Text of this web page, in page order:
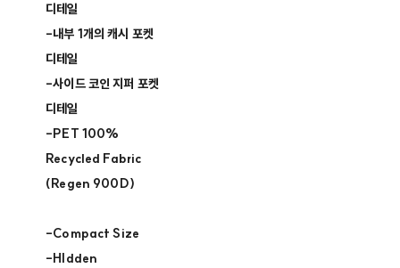
디테일
-내부 1개의 캐시 포켓
디테일
-사이드 코인 지퍼 포켓
디테일
-PET 100%
Recycled Fabric
(Regen 900D)
-Compact Size
-HIdden